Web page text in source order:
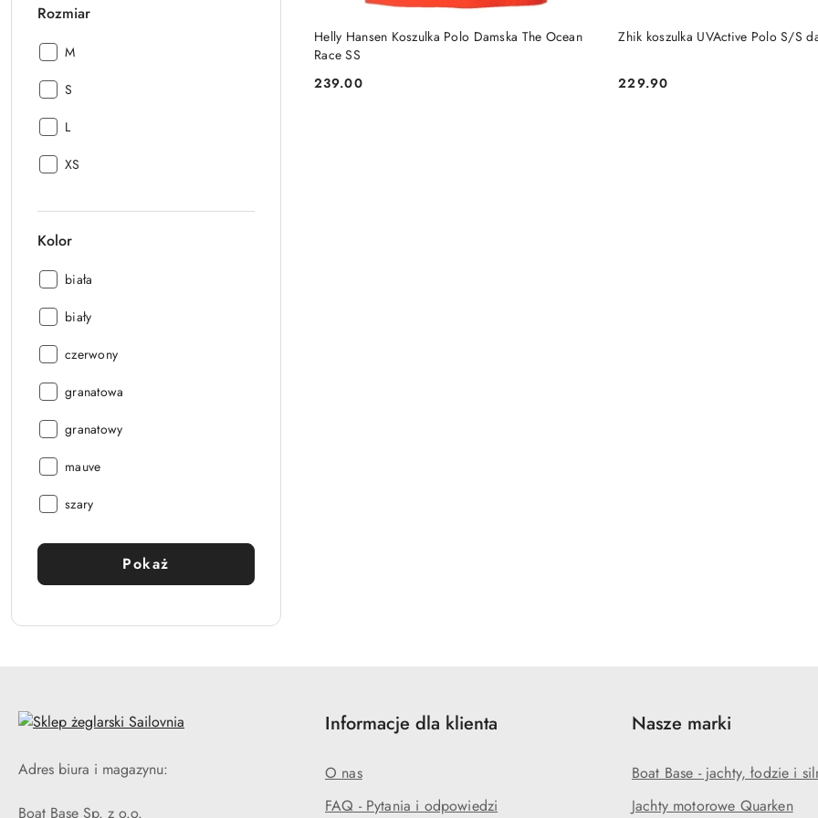
Rozmiar
Rozmiar:
M
Rozmiar:
S
Rozmiar:
L
Rozmiar:
XS
Kolor
Kolor:
biała
Kolor:
biały
Kolor:
czerwony
Kolor:
granatowa
Kolor:
granatowy
Kolor:
mauve
Kolor:
szary
Pokaż
Helly Hansen Koszulka Polo Damska The Ocean
Race SS
Cena:
239.00
PRODUKT NIEDOSTĘPNY Zhik koszulka UVActive Polo S/S
Cena:
229.90
PRODUKT
Adres biura i magazynu:
Boat Base Sp. z o.o.
Informacje dla klienta
O nas
FAQ - Pytania i odpowiedzi
Nasze marki
Boat Base - jachty, łodzie i
Jachty motorowe Quarken